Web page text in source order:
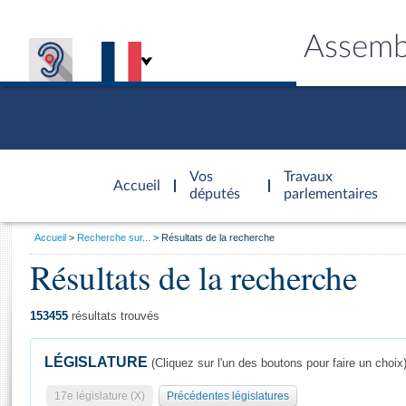
Accueil
d'accueil
Vos
députés
Travaux
parlementaires
Général
Vous
Accueil Recherche sur... Résultats de la recherche
Résultats de la recherche
153455 résultats trouvés
LÉGISLATURE (Cliquez sur l'un des boutons pour faire un choix)
17e législature (X) Précédentes législatures